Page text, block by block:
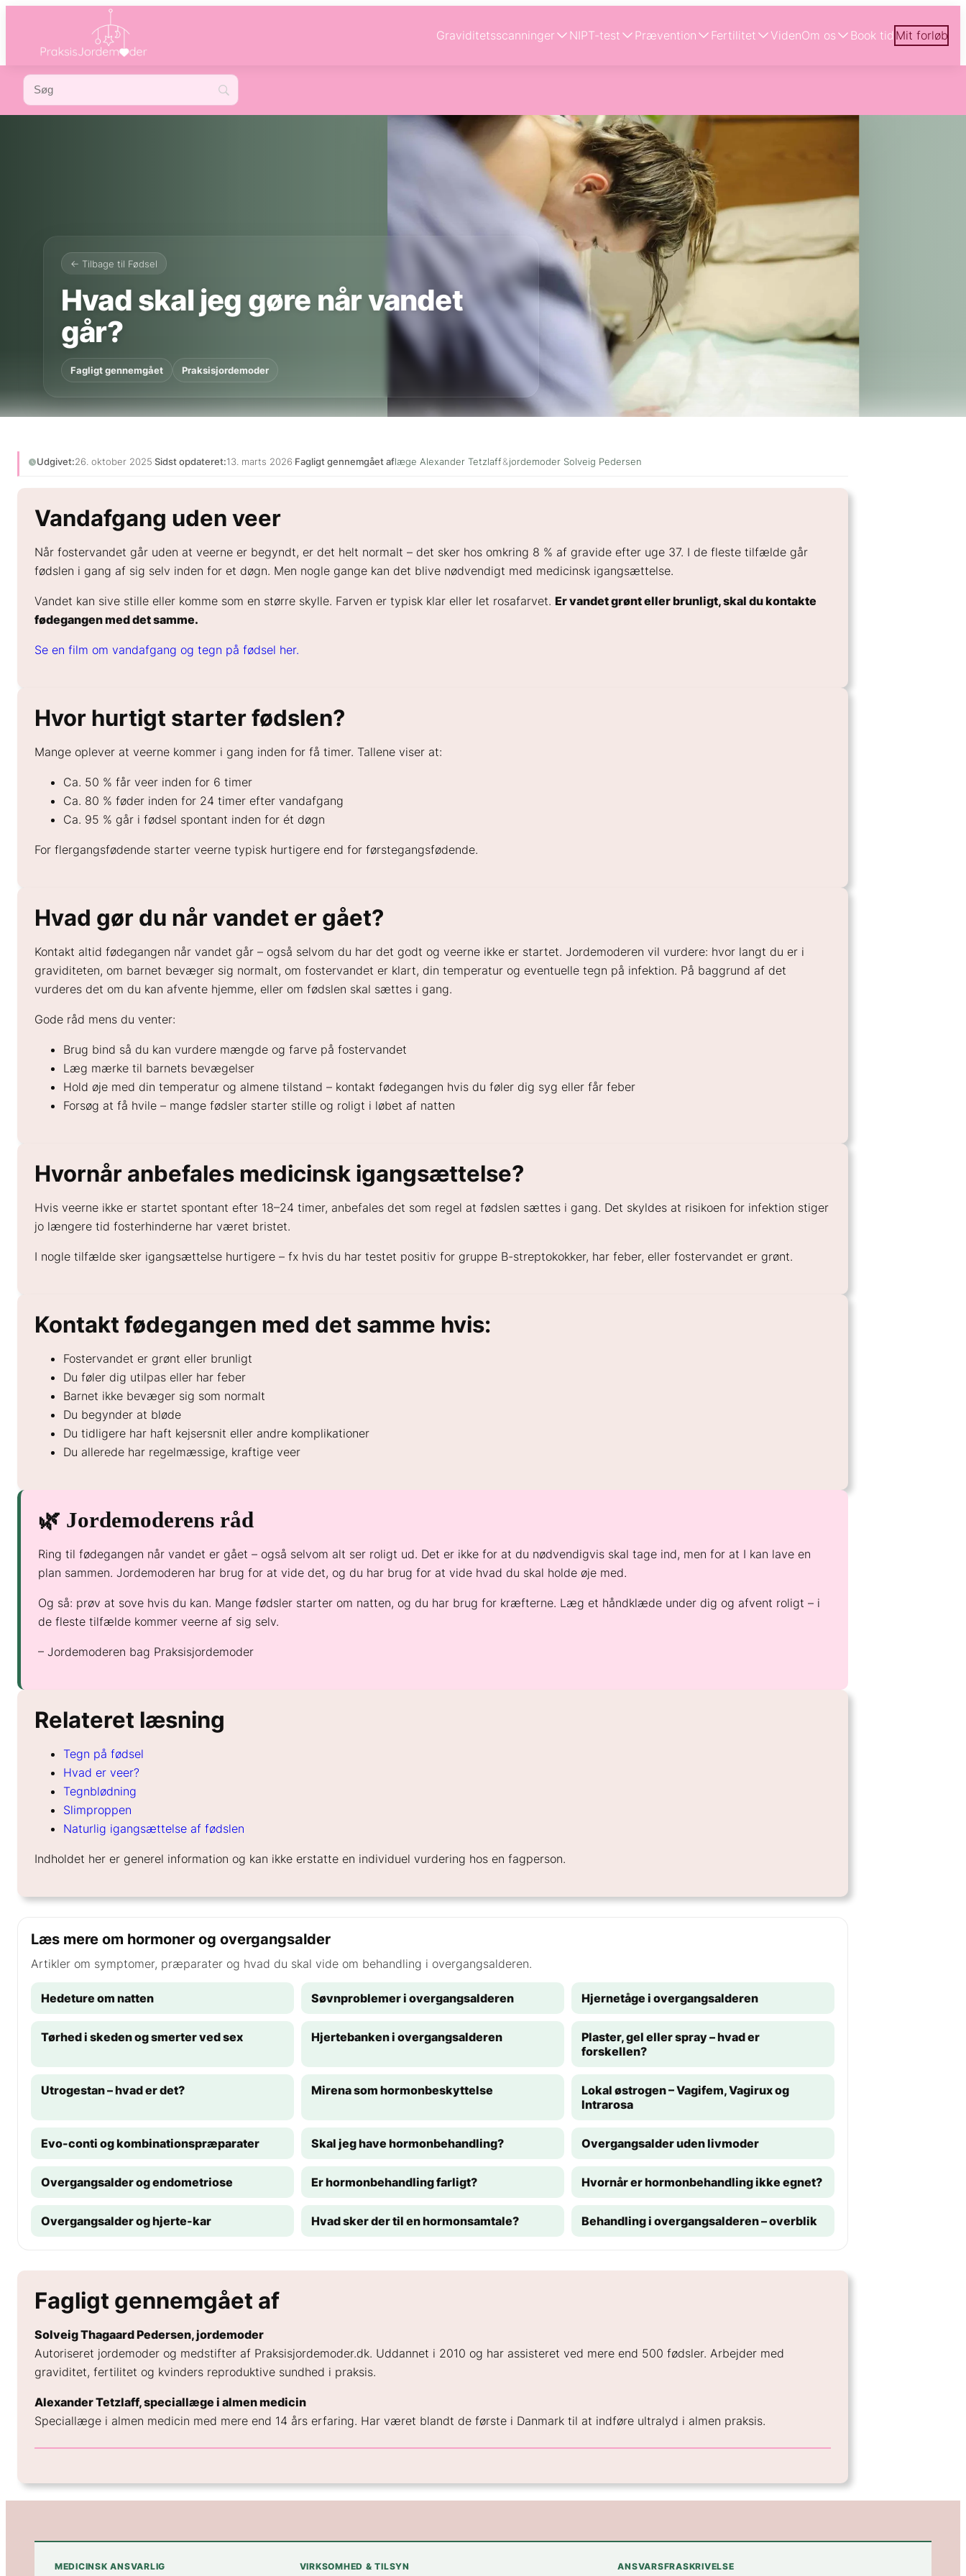
Graviditetsscanninger NIPT-test Prævention Fertilitet VidenOm os Book tid Mit forløb
← Tilbage til Fødsel
Hvad skal jeg gøre når vandet
går?
Fagligt gennemgået Praksisjordemoder
Udgivet:26. oktober 2025·Sidst opdateret:13. marts 2026·Fagligt gennemgået aflæge Alexander Tetzlaff&jordemoder Solveig Pedersen
Vandafgang uden veer
Når fostervandet går uden at veerne er begyndt, er det helt normalt – det sker hos omkring 8 % af gravide efter uge 37. I de fleste tilfælde går
fødslen i gang af sig selv inden for et døgn. Men nogle gange kan det blive nødvendigt med medicinsk igangsættelse.
Vandet kan sive stille eller komme som en større skylle. Farven er typisk klar eller let rosafarvet. Er vandet grønt eller brunligt, skal du kontakte
fødegangen med det samme.
Se en film om vandafgang og tegn på fødsel her.
Hvor hurtigt starter fødslen?
Mange oplever at veerne kommer i gang inden for få timer. Tallene viser at:
Ca. 50 % får veer inden for 6 timer
Ca. 80 % føder inden for 24 timer efter vandafgang
Ca. 95 % går i fødsel spontant inden for ét døgn
For flergangsfødende starter veerne typisk hurtigere end for førstegangsfødende.
Hvad gør du når vandet er gået?
Kontakt altid fødegangen når vandet går – også selvom du har det godt og veerne ikke er startet. Jordemoderen vil vurdere: hvor langt du er i
graviditeten, om barnet bevæger sig normalt, om fostervandet er klart, din temperatur og eventuelle tegn på infektion. På baggrund af det
vurderes det om du kan afvente hjemme, eller om fødslen skal sættes i gang.
Gode råd mens du venter:
Brug bind så du kan vurdere mængde og farve på fostervandet
Læg mærke til barnets bevægelser
Hold øje med din temperatur og almene tilstand – kontakt fødegangen hvis du føler dig syg eller får feber
Forsøg at få hvile – mange fødsler starter stille og roligt i løbet af natten
Hvornår anbefales medicinsk igangsættelse?
Hvis veerne ikke er startet spontant efter 18–24 timer, anbefales det som regel at fødslen sættes i gang. Det skyldes at risikoen for infektion stiger
jo længere tid fosterhinderne har været bristet.
I nogle tilfælde sker igangsættelse hurtigere – fx hvis du har testet positiv for gruppe B-streptokokker, har feber, eller fostervandet er grønt.
Kontakt fødegangen med det samme hvis:
Fostervandet er grønt eller brunligt
Du føler dig utilpas eller har feber
Barnet ikke bevæger sig som normalt
Du begynder at bløde
Du tidligere har haft kejsersnit eller andre komplikationer
Du allerede har regelmæssige, kraftige veer
🌿 Jordemoderens råd
Ring til fødegangen når vandet er gået – også selvom alt ser roligt ud. Det er ikke for at du nødvendigvis skal tage ind, men for at I kan lave en
plan sammen. Jordemoderen har brug for at vide det, og du har brug for at vide hvad du skal holde øje med.
Og så: prøv at sove hvis du kan. Mange fødsler starter om natten, og du har brug for kræfterne. Læg et håndklæde under dig og afvent roligt – i
de fleste tilfælde kommer veerne af sig selv.
– Jordemoderen bag Praksisjordemoder
Relateret læsning
Tegn på fødsel
Hvad er veer?
Tegnblødning
Slimproppen
Naturlig igangsættelse af fødslen
Indholdet her er generel information og kan ikke erstatte en individuel vurdering hos en fagperson.
Læs mere om hormoner og overgangsalder
Artikler om symptomer, præparater og hvad du skal vide om behandling i overgangsalderen.
Hedeture om natten Søvnproblemer i overgangsalderen Hjernetåge i overgangsalderen
Tørhed i skeden og smerter ved sex Hjertebanken i overgangsalderen
Plaster, gel eller spray – hvad er
forskellen?
Utrogestan – hvad er det? Mirena som hormonbeskyttelse
Lokal østrogen – Vagifem, Vagirux og
Intrarosa
Evo-conti og kombinationspræparater Skal jeg have hormonbehandling? Overgangsalder uden livmoder
Overgangsalder og endometriose Er hormonbehandling farligt? Hvornår er hormonbehandling ikke egnet?
Overgangsalder og hjerte-kar Hvad sker der til en hormonsamtale? Behandling i overgangsalderen – overblik
Fagligt gennemgået af
Solveig Thagaard Pedersen, jordemoder
Autoriseret jordemoder og medstifter af Praksisjordemoder.dk. Uddannet i 2010 og har assisteret ved mere end 500 fødsler. Arbejder med
graviditet, fertilitet og kvinders reproduktive sundhed i praksis.
Alexander Tetzlaff, speciallæge i almen medicin
Speciallæge i almen medicin med mere end 14 års erfaring. Har været blandt de første i Danmark til at indføre ultralyd i almen praksis.
MEDICINSK ANSVARLIG VIRKSOMHED & TILSYN ANSVARSFRASKRIVELSE